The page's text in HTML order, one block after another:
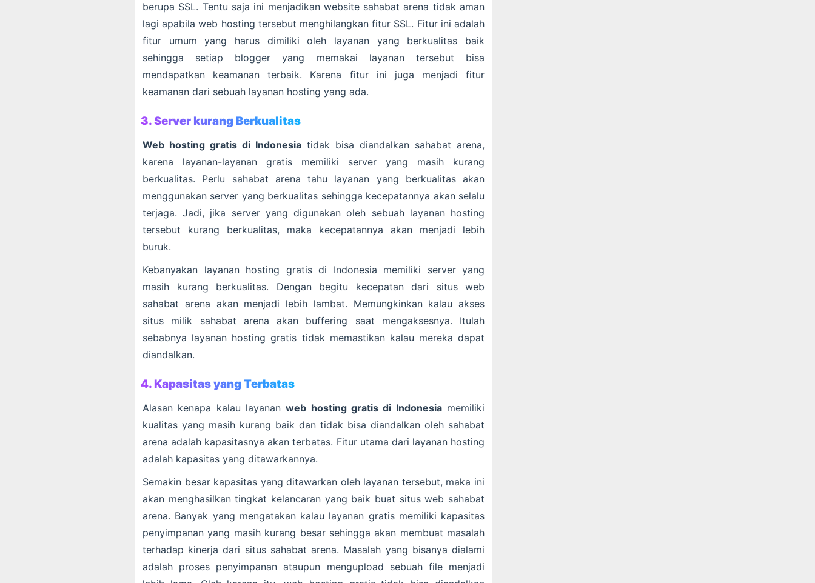
berupa SSL. Tentu saja ini menjadikan website sahabat arena tidak aman
lagi apabila web hosting tersebut menghilangkan fitur SSL. Fitur ini adalah
fitur umum yang harus dimiliki oleh layanan yang berkualitas baik
sehingga setiap blogger yang memakai layanan tersebut bisa
mendapatkan keamanan terbaik. Karena fitur ini juga menjadi fitur
keamanan dari sebuah layanan hosting yang ada.
3. Server kurang Berkualitas
Web hosting gratis di Indonesia tidak bisa diandalkan sahabat arena,
karena layanan-layanan gratis memiliki server yang masih kurang
berkualitas. Perlu sahabat arena tahu layanan yang berkualitas akan
menggunakan server yang berkualitas sehingga kecepatannya akan selalu
terjaga. Jadi, jika server yang digunakan oleh sebuah layanan hosting
tersebut kurang berkualitas, maka kecepatannya akan menjadi lebih
buruk.
Kebanyakan layanan hosting gratis di Indonesia memiliki server yang
masih kurang berkualitas. Dengan begitu kecepatan dari situs web
sahabat arena akan menjadi lebih lambat. Memungkinkan kalau akses
situs milik sahabat arena akan buffering saat mengaksesnya. Itulah
sebabnya layanan hosting gratis tidak memastikan kalau mereka dapat
diandalkan.
4. Kapasitas yang Terbatas
Alasan kenapa kalau layananweb hosting gratis di Indonesiamemiliki
kualitas yang masih kurang baik dan tidak bisa diandalkan oleh sahabat
arena adalah kapasitasnya akan terbatas. Fitur utama dari layanan hosting
adalah kapasitas yang ditawarkannya.
Semakin besar kapasitas yang ditawarkan oleh layanan tersebut, maka ini
akan menghasilkan tingkat kelancaran yang baik buat situs web sahabat
arena. Banyak yang mengatakan kalau layanan gratis memiliki kapasitas
penyimpanan yang masih kurang besar sehingga akan membuat masalah
terhadap kinerja dari situs sahabat arena. Masalah yang bisanya dialami
adalah proses penyimpanan ataupun mengupload sebuah file menjadi